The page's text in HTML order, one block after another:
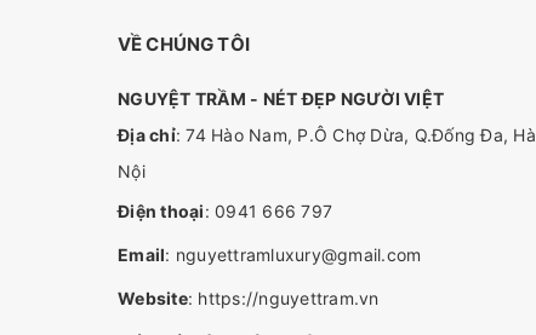
VỀ CHÚNG TÔI
NGUYỆT TRẦM - NÉT ĐẸP NGƯỜI VIỆT
Địa chỉ: 74 Hào Nam, P.Ô Chợ Dừa, Q.Đống Đa, Hà
Nội
Điện thoại: 0941 666 797
Email: nguyettramluxury@gmail.com
Website: https://nguyettram.vn